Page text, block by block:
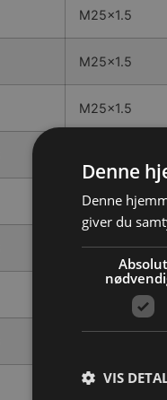
M25x1.5
M25x1.5
M25x1.5
M32x1.5
M32x1.5
M40x1.5
Denne
Denne
giver du
Absolut
VIS